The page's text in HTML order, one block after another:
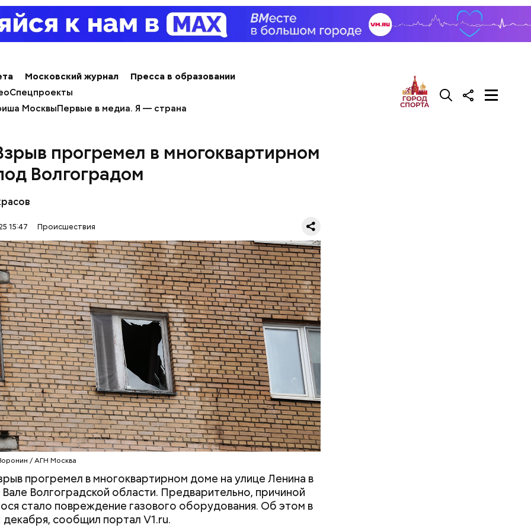
Московский журнал
Пресса в образовании
Спецпроекты
МосквыПервые в медиа. Я — страна
прогремел в многоквартирном
Волгоградом
15:47 Происшествия
/ АГН Москва
прогремел в многоквартирном доме на улице Ленина в
Волгоградской области. Предварительно, причиной
стало повреждение газового оборудования. Об этом в
декабря, сообщил портал V1.ru.
до семи лет лишения свободы.
Гасанова на расследование
за витаминами, вернулись обратно, поднялись домой. У
самочувствие через сутки... Его увезли в больницу,
и там он скончался, — рассказывал Миссюра на